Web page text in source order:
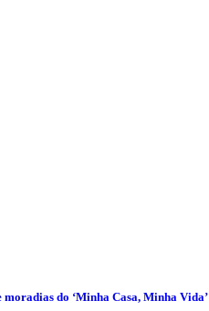
do ‘Minha Casa, Minha Vida’